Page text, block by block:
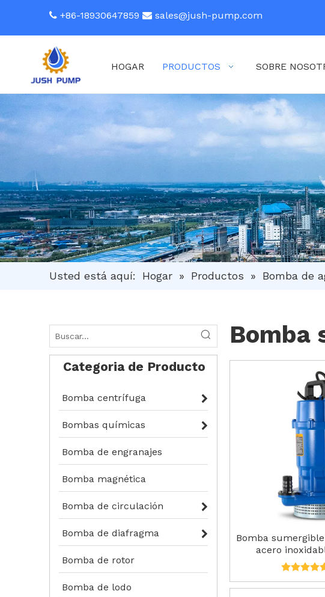
 +86-18930647859  sales@jush-pump.com
HOGAR PRODUCTOS SOBRE
Usted está aquí: Hogar » Productos » Bomba de
Categoria de Producto
Bomba centrífuga
Bombas químicas
Bomba de engranajes
Bomba magnética
Bomba de circulación
Bomba de diafragma
Bomba de rotor
Bomba de lodo
Bomba
Bomba
acero